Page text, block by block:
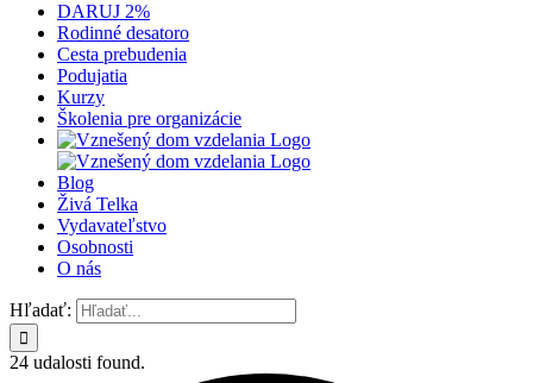
DARUJ 2%
Rodinné desatoro
Cesta prebudenia
Podujatia
Kurzy
Školenia pre organizácie
Blog
Živá Telka
Vydavateľstvo
Osobnosti
O nás
Hľadať:
24 udalosti found.